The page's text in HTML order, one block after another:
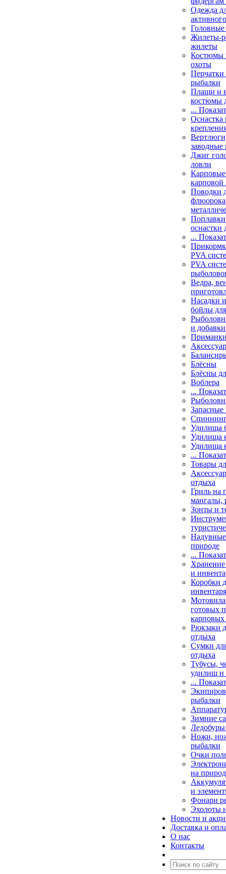
Одежда
Жилеты-
жилеты
Костюмы
охоты
Перчатки
рыбалки
Плащи и
костюмы
...
Оснастка
заводные
Джиг
ловли
Карповые
карповой
Поводки
оснастки
...
PVA
PVA
Ведра,
Насадки
бойлы
и
Блёсны
Блёсны
Воблера
...
Запасные
Удилища
Удилища
Удилища
...
Товары
отдыха
Гриль на
мангалы,
Зонты и
природе
...
Хранение
и
Коробки
готовых
карповых
Рюкзаки
отдыха
Сумки
отдыха
Тубусы,
удилищ и
...
рыбалки
Зимние
Ножи,
рыбалки
Очки
на
и
Фонари
Эхолоты
Новости и
Доставка и
О нас
Контакты